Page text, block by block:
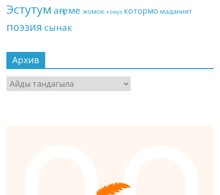
Эстутум аңгеме жомок комуз котормо маданият
поэзия сынак
Архив
Архив